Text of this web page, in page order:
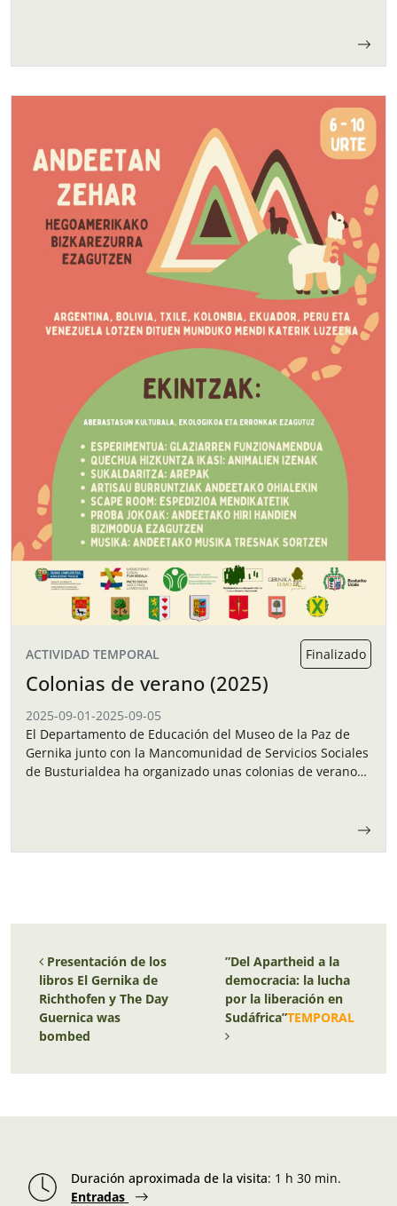
ACTIVIDAD TEMPORAL Finalizado
Colonias de verano (2025)
2025-09-01-2025-09-05
El Departamento de Educación del Museo de la Paz de
Gernika junto con la Mancomunidad de Servicios Sociales
de Busturialdea ha organizado unas colonias de verano
Navegación de entradas
Presentación de los
libros El Gernika de
Richthofen y The Day
Guernica was
bombed
”Del Apartheid a la
democracia: la lucha
por la liberación en
Sudáfrica”TEMPORAL
Duración aproximada de la visita: 1 h 30 min.
Entradas